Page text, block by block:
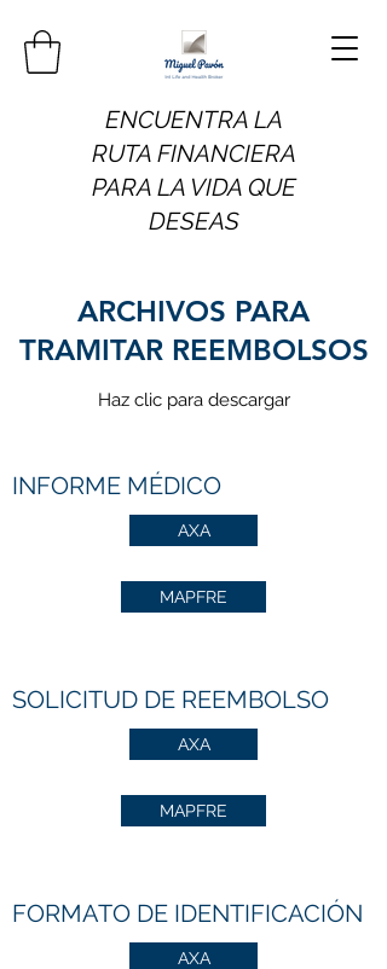
ENCUENTRA LA
RUTA FINANCIERA
PARA LA VIDA QUE
DESEAS
ARCHIVOS PARA
TRAMITAR REEMBOLSOS
Haz clic para descargar
INFORME MÉDICO
AXA
MAPFRE
SOLICITUD DE REEMBOLSO
AXA
MAPFRE
FORMATO DE IDENTIFICACIÓN
AXA